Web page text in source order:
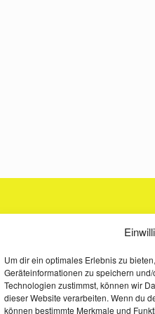
Um dir ein optimales Erlebnis zu
Geräteinformationen zu speichern
Technologien zustimmst, können wir
dieser Website verarbeiten. Wenn du
können bestimmte Merkmale und